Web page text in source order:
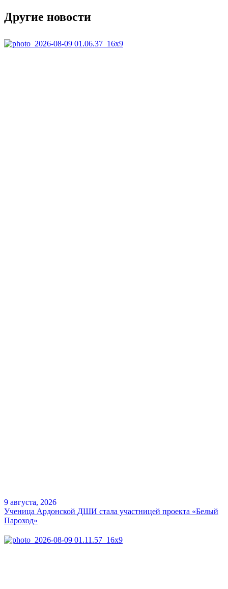
Другие новости
9 августа, 2026
Ученица Ардонской ДШИ стала участницей проекта «Белый
Пароход»